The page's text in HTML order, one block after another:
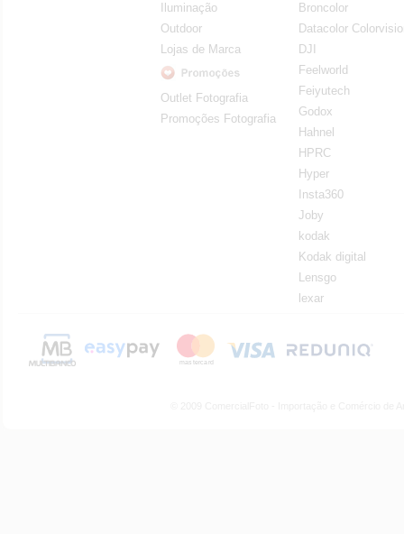
Iluminação
Outdoor
Lojas de Marca
Outlet Fotografia
Promoções Fotografia
Broncolor
Datacolor
DJI
Feelworld
Feiyutech
Godox
Hahnel
HPRC
Hyper
Insta360
Joby
kodak
Kodak digital
Lensgo
lexar